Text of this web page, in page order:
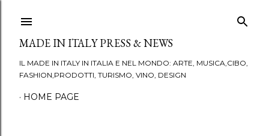
MADE IN ITALY PRESS & NEWS
IL MADE IN ITALY IN ITALIA E NEL MONDO: ARTE, MUSICA,CIBO,
FASHION,PRODOTTI, TURISMO, VINO, DESIGN
HOME PAGE